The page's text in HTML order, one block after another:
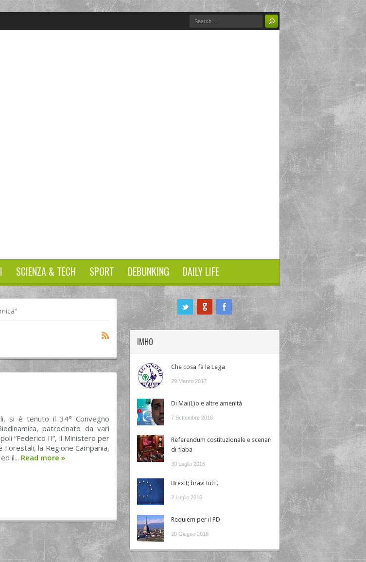
SCIENZA & TECH SPORT DEBUNKING DAILY LIFE
si è tenuto il 34° Convegno
patrocinato da vari
“Federico II”, il Ministero per
la Regione Campania,
il... Read more »
IMHO
Che cosa fa la Lega
29 Marzo 2017
Di Mai(L)o e altre amenità
7 Settembre 2016
Referendum costituzionale e scenari
di fiaba
30 Luglio 2016
Brexit; bravi tutti.
2 Luglio 2016
Requiem per il PD
20 Giugno 2016